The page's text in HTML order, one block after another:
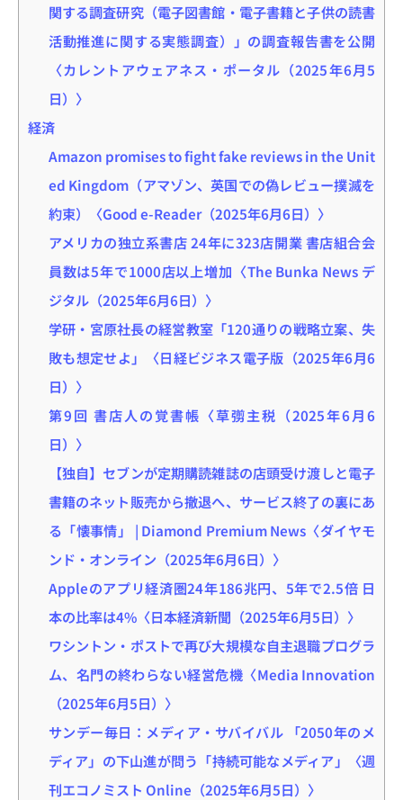
関する調査研究（電子図書館・電子書籍と子供の読書
活動推進に関する実態調査）」の調査報告書を公開
〈カレントアウェアネス・ポータル（2025年6月5
日）〉
経済
Amazon promises to fight fake reviews in the Unit
ed Kingdom（アマゾン、英国での偽レビュー撲滅を
約束）〈Good e-Reader（2025年6月6日）〉
アメリカの独立系書店 24年に323店開業 書店組合会
員数は5年で1000店以上増加〈The Bunka News デ
ジタル（2025年6月6日）〉
学研・宮原社長の経営教室「120通りの戦略立案、失
敗も想定せよ」〈日経ビジネス電子版（2025年6月6
日）〉
第9回 書店人の覚書帳〈草彅主税（2025年6月6
日）〉
【独自】セブンが定期購読雑誌の店頭受け渡しと電子
書籍のネット販売から撤退へ、サービス終了の裏にあ
る「懐事情」 | Diamond Premium News〈ダイヤモ
ンド・オンライン（2025年6月6日）〉
Appleのアプリ経済圏24年186兆円、5年で2.5倍 日
本の比率は4%〈日本経済新聞（2025年6月5日）〉
ワシントン・ポストで再び大規模な自主退職プログラ
ム、名門の終わらない経営危機〈Media Innovation
（2025年6月5日）〉
サンデー毎日：メディア・サバイバル 「2050年のメ
ディア」の下山進が問う「持続可能なメディア」〈週
刊エコノミスト Online（2025年6月5日）〉